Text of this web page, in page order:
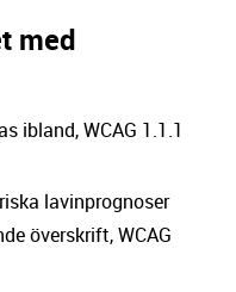
med
ibland, WCAG 1.1.1
lavinprognoser
överskrift, WCAG